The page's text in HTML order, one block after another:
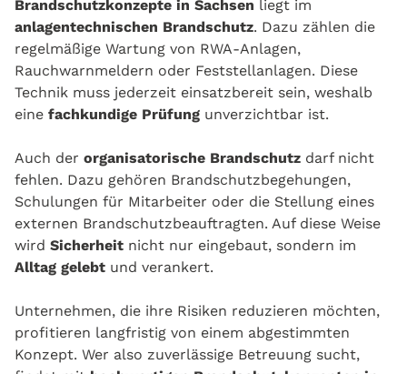
Brandschutzkonzepte in Sachsen liegt im
anlagentechnischen Brandschutz. Dazu zählen die
regelmäßige Wartung von RWA-Anlagen,
Rauchwarnmeldern oder Feststellanlagen. Diese
Technik muss jederzeit einsatzbereit sein, weshalb
eine fachkundige Prüfung unverzichtbar ist.
Auch der organisatorische Brandschutz darf nicht
fehlen. Dazu gehören Brandschutzbegehungen,
Schulungen für Mitarbeiter oder die Stellung eines
externen Brandschutzbeauftragten. Auf diese Weise
wird Sicherheit nicht nur eingebaut, sondern im
Alltag gelebt und verankert.
Unternehmen, die ihre Risiken reduzieren möchten,
profitieren langfristig von einem abgestimmten
Konzept. Wer also zuverlässige Betreuung sucht,